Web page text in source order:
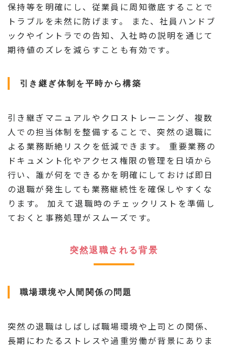
保持等を明確にし、従業員に周知徹底することで
トラブルを未然に防げます。 また、社員ハンドブ
ックやイントラでの告知、入社時の説明を通じて
期待値のズレを減らすことも有効です。
引き継ぎ体制を平時から構築
引き継ぎマニュアルやクロストレーニング、複数
人での担当体制を整備することで、突然の退職に
よる業務断絶リスクを低減できます。 重要業務の
ドキュメント化やアクセス権限の管理を日頃から
行い、誰が何をできるかを明確にしておけば即日
の退職が発生しても業務継続性を確保しやすくな
ります。 加えて退職時のチェックリストを準備し
ておくと事務処理がスムーズです。
突然退職される背景
職場環境や人間関係の問題
突然の退職はしばしば職場環境や上司との関係、
長期にわたるストレスや過重労働が背景にありま